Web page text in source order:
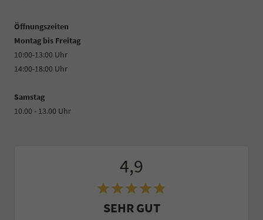
Öffnungszeiten
Montag bis Freitag
10:00-13:00 Uhr
14:00-18:00 Uhr
Samstag
10.00 - 13.00 Uhr
4,9
SEHR GUT